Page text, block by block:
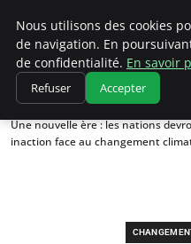
Climatedebtagents
Accueil
Changements climatiques
Une nouvelle ère : les nations
inaction face au changement
Nous utilisons des cookies
de navigation. En
de confidentialité. En savoir
Refuser Accepter